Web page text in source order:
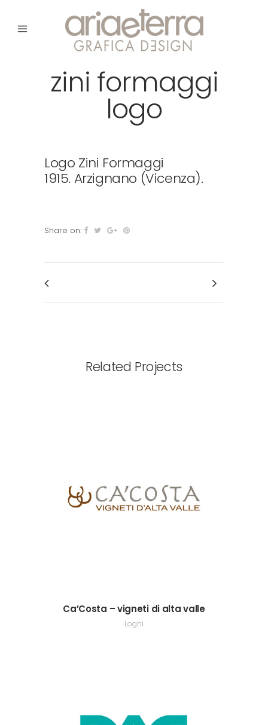
zini formaggi
logo
Logo Zini Formaggi
1915. Arzignano (Vicenza).
Share on:
Related Projects
Ca’Costa – vigneti di alta valle
Loghi